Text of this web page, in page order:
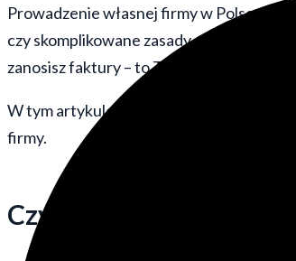
Prowadzenie własnej firmy w Polsce to
czy skomplikowane zasady odliczeń
zanosisz faktury – to Twój strategiczny
W tym artykule wyjaśniamy, czego
firmy.
Czym tak naprawdę